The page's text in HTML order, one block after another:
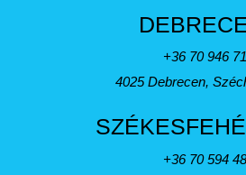
+36 70 946
4025 Debrecen,
+36 70 594